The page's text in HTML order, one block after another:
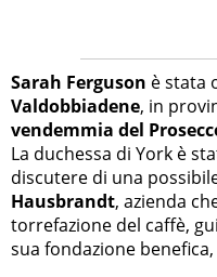
Sarah Ferguson è stata
Valdobbiadene, in
vendemmia del
La duchessa di York è
discutere di una
Hausbrandt, azienda
torrefazione del caffè,
sua fondazione benefica,